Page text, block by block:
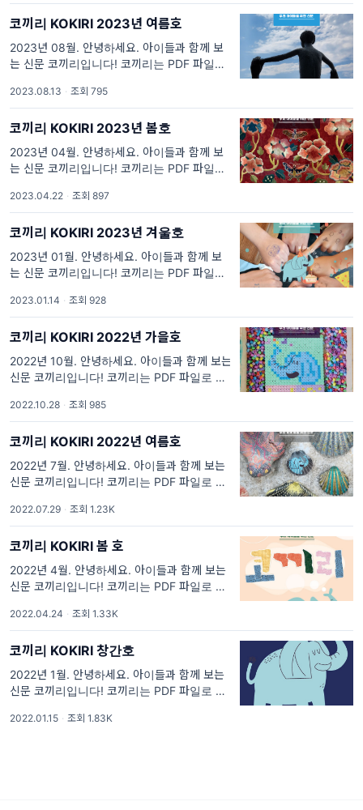
습니다. 위
코끼리 KOKIRI 2023년 여름호
2023년 08월. 안녕하세요. 아이들과 함께 보
는 신문 코끼리입니다! 코끼리는 PDF 파일로
면 코끼리 여름호 전체를 다운로드 받아 보실
수 있습니다. 위
2023.08.13 · 조회 795
코끼리 KOKIRI 2023년 봄호
2023년 04월. 안녕하세요. 아이들과 함께 보
는 신문 코끼리입니다! 코끼리는 PDF 파일로
면 코끼리 봄호 전체를 다운로드 받아 보실 수
있습니다. 위의
2023.04.22 · 조회 897
코끼리 KOKIRI 2023년 겨울호
2023년 01월. 안녕하세요. 아이들과 함께 보
는 신문 코끼리입니다! 코끼리는 PDF 파일로
면 코끼리 가을 호 전체를 다운로드 받아 보실
수 있습니다.
2023.01.14 · 조회 928
코끼리 KOKIRI 2022년 가을호
2022년 10월. 안녕하세요. 아이들과 함께 보는
신문 코끼리입니다! 코끼리는 PDF 파일로 만들
끼리 가을 호 전체를 다운로드 받아 보실 수 있
습니다.
2022.10.28 · 조회 985
코끼리 KOKIRI 2022년 여름호
2022년 7월. 안녕하세요. 아이들과 함께 보는
신문 코끼리입니다! 코끼리는 PDF 파일로 만들
끼리 여름 호 전체를 다운받아 보실 수 있습니
다. 위의
2022.07.29 · 조회 1.23K
코끼리 KOKIRI 봄 호
2022년 4월. 안녕하세요. 아이들과 함께 보는
신문 코끼리입니다! 코끼리는 PDF 파일로 만들
끼리 봄 호 전체를 다운받아 보실 수 있습니다.
위의 신
2022.04.24 · 조회 1.33K
코끼리 KOKIRI 창간호
2022년 1월. 안녕하세요. 아이들과 함께 보는
신문 코끼리입니다! 코끼리는 PDF 파일로 만들
끼리 창간호 전체를 다운받아 보실 수 있습니
2022.01.15 · 조회 1.83K